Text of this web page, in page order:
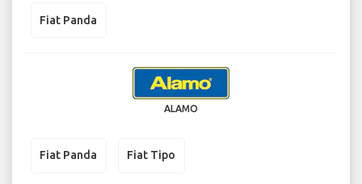
Fiat Panda
ALAMO
Fiat Panda Fiat Tipo